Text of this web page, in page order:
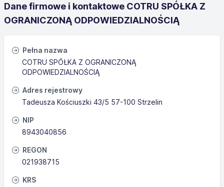
Dane firmowe i kontaktowe COTRU SPÓŁKA Z
OGRANICZONĄ ODPOWIEDZIALNOŚCIĄ
Pełna nazwa
COTRU SPÓŁKA Z OGRANICZONĄ
ODPOWIEDZIALNOŚCIĄ
Adres rejestrowy
Tadeusza Kościuszki 43/5 57-100 Strzelin
NIP
8943040856
REGON
021938715
KRS